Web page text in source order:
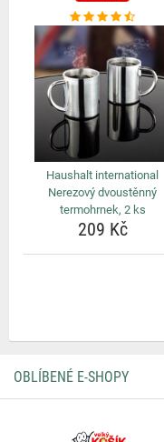
Haushalt international
Nerezový dvoustěnný
termohrnek, 2 ks
209 Kč
OBLÍBENÉ E-SHOPY